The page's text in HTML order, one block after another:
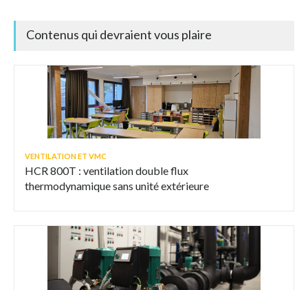
Contenus qui devraient vous plaire
VENTILATION ET VMC
HCR 800T : ventilation double flux
thermodynamique sans unité extérieure